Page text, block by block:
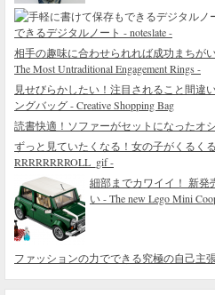
できるデジタルノート - noteslate -
相手の趣味に合わせられれば成功まちが
The Most Untraditional Engagement Rings -
見せびらかしたい！注目されること間違
ングバッグ - Creative Shopping Bag
読書快適！ソファーがセットになったオ
ずっと見ていたくなる！女の子がくるく
RRRRRRRROLL_gif -
細部までカワイイ！ 新発
い - The new Lego Mini
ファッションの力でできる究極の自己主張